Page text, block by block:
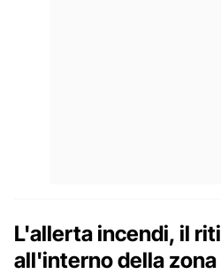
L'allerta incendi, il
all'interno della